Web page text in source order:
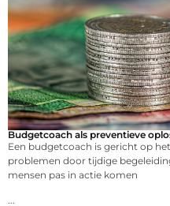
Budgetcoach als preventieve
Een budgetcoach is gericht op
problemen door tijdige
mensen pas in actie komen
...